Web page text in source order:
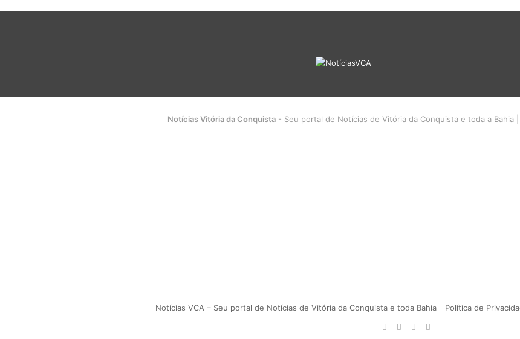
Notícias Vitória da Conquista- Seu portal de Notícias de Vitória da Conquista e toda a Bahia
Notícias VCA – Seu portal de Notícias de Vitória da Conquista e toda Bahia Política de
FacebookYouTube